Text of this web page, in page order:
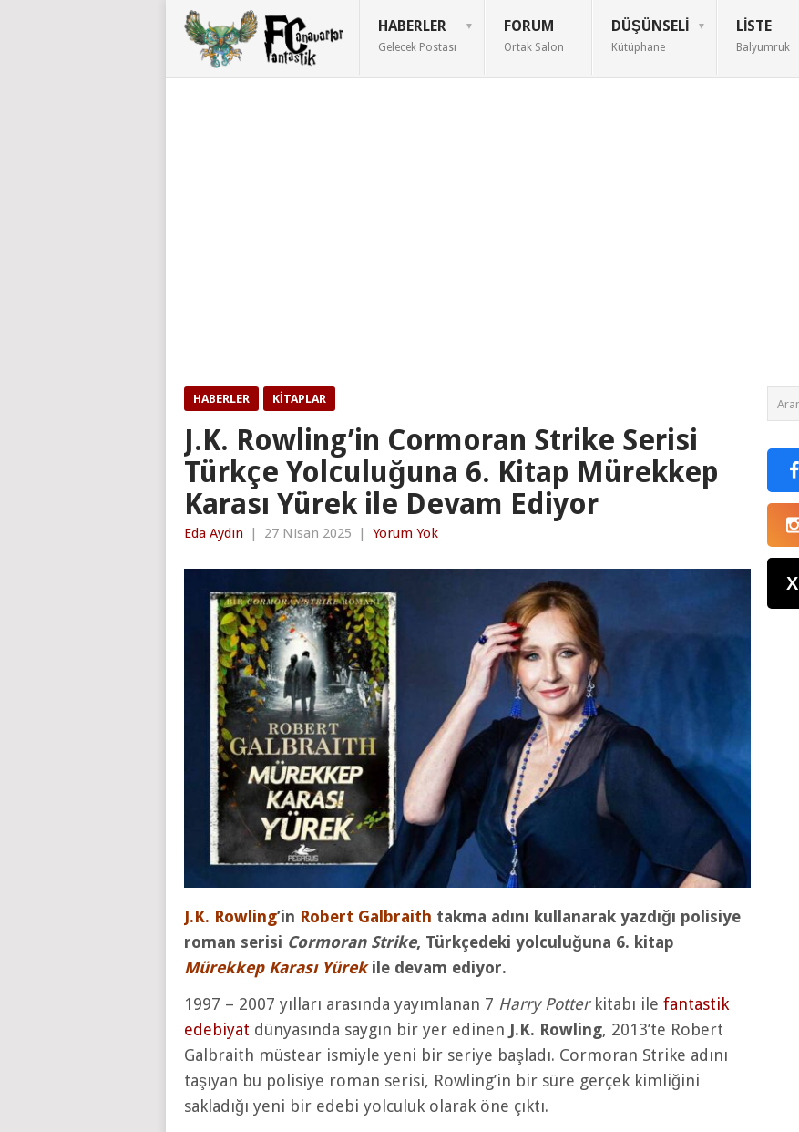
HABERLER
Gelecek Postası
FORUM
Ortak Salon
DÜŞÜNSELI
Kütüphane
LISTE
Balyumruk
HABERLER KITAPLAR
J.K. Rowling’in Cormoran Strike Serisi
Türkçe Yolculuğuna 6. Kitap Mürekkep
Karası Yürek ile Devam Ediyor
Eda Aydın | 27 Nisan 2025 | Yorum Yok
J.K. Rowling’in Robert Galbraith takma adını kullanarak yazdığı polisiye
roman serisi Cormoran Strike, Türkçedeki yolculuğuna 6. kitap
Mürekkep Karası Yürekile devam ediyor.
1997 – 2007 yılları arasında yayımlanan 7 Harry Potterkitabı ile fantastik
edebiyat dünyasında saygın bir yer edinen J.K. Rowling, 2013’te Robert
Galbraith müstear ismiyle yeni bir seriye başladı. Cormoran Strike adını
taşıyan bu polisiye roman serisi, Rowling’in bir süre gerçek kimliğini
sakladığı yeni bir edebi yolculuk olarak öne çıktı.
X